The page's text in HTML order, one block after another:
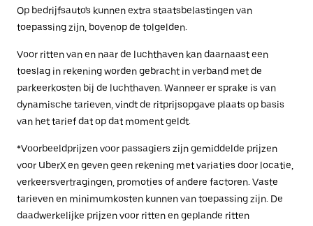
Op bedrijfsauto's kunnen extra staatsbelastingen van
toepassing zijn, bovenop de tolgelden.
Voor ritten van en naar de luchthaven kan daarnaast een
toeslag in rekening worden gebracht in verband met de
parkeerkosten bij de luchthaven. Wanneer er sprake is van
dynamische tarieven, vindt de ritprijsopgave plaats op basis
van het tarief dat op dat moment geldt.
*Voorbeeldprijzen voor passagiers zijn gemiddelde prijzen
voor UberX en geven geen rekening met variaties door locatie,
verkeersvertragingen, promoties of andere factoren. Vaste
tarieven en minimumkosten kunnen van toepassing zijn. De
daadwerkelijke prijzen voor ritten en geplande ritten